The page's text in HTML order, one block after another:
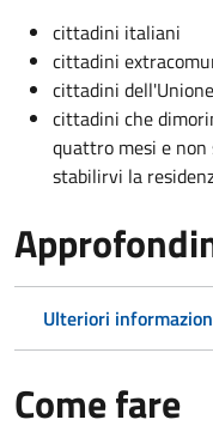
cittadini italiani
cittadini
cittadini
cittadini che
quattro mesi e
stabilirvi la
Ulteriori
Come fare